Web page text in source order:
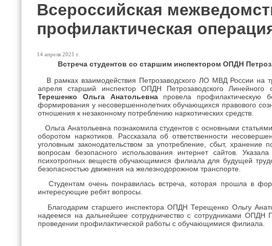
Всероссийская
профилактическая
14 апреля 2021 г.
Встреча студентов со старшим инспектором ОПДН
В рамках взаимодействия Петрозаводского ЛО МВД России на
апреля старший инспектор ОПДН Петрозаводского
Терешенко Ольга Анатольевнапровела профилактическую
формирования у несовершеннолетних обучающихся правового
отношения к незаконному потреблению наркотических средств.
Ольга Анатольевна познакомила студентов с основными
оборотом наркотиков. Рассказала об ответственности
уголовным законодательством за употребление, сбыт,
вопросам безопасного использования интернет сайтов.
психотропных веществ обучающимися филиала для будущей
безопасностью движения на железнодорожном транспорте.
Студентам очень понравилась встреча, которая прошла в
интересующие ребят вопросы.
Благодарим старшего инспектора ОПДН Терещенко Ольгу
надеемся на дальнейшее сотрудничество с сотрудниками ОПДН
проведении профилактической работы с обучающимися филиала.